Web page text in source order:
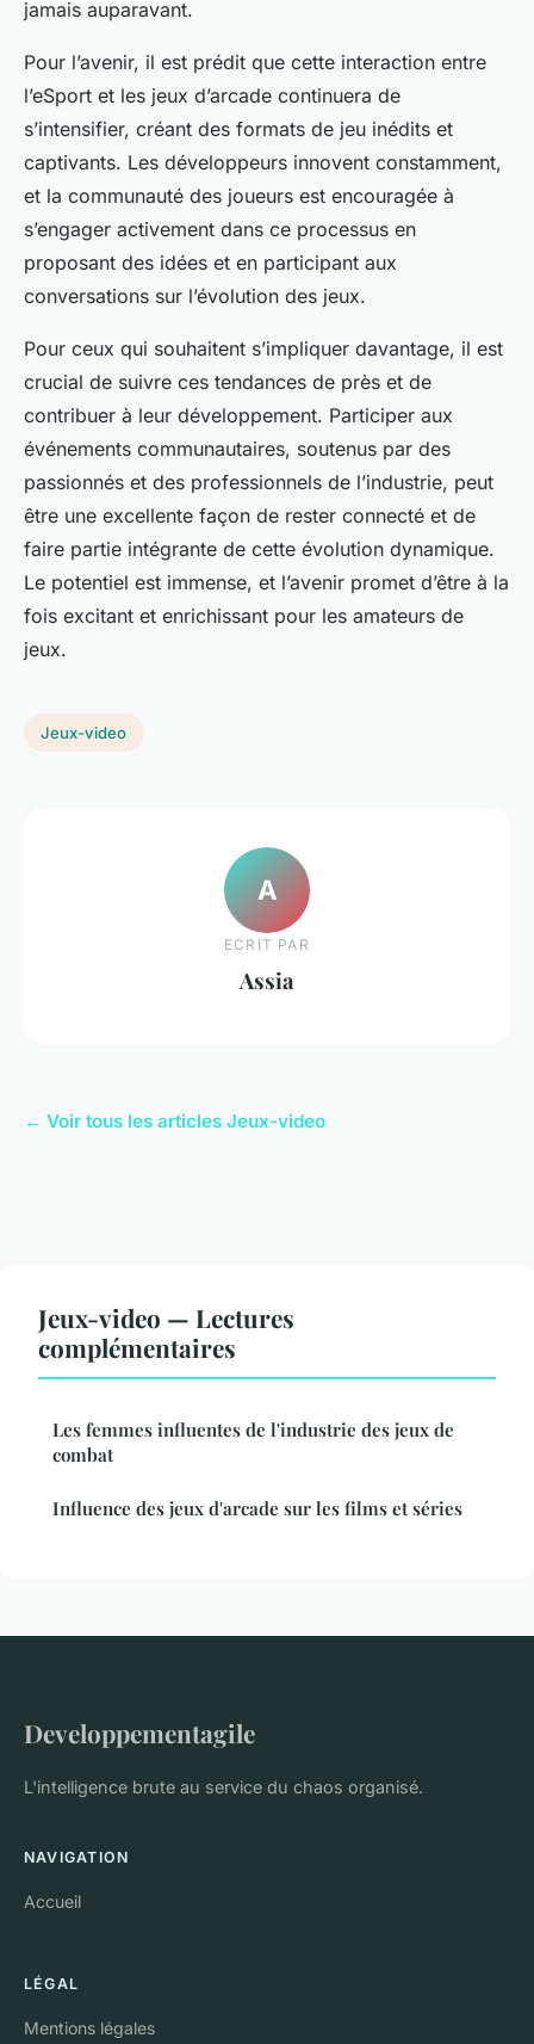
jamais auparavant.
Pour l’avenir, il est prédit que cette interaction entre
l’eSport et les jeux d’arcade continuera de
s’intensifier, créant des formats de jeu inédits et
captivants. Les développeurs innovent constamment,
et la communauté des joueurs est encouragée à
s’engager activement dans ce processus en
proposant des idées et en participant aux
conversations sur l’évolution des jeux.
Pour ceux qui souhaitent s’impliquer davantage, il est
crucial de suivre ces tendances de près et de
contribuer à leur développement. Participer aux
événements communautaires, soutenus par des
passionnés et des professionnels de l’industrie, peut
être une excellente façon de rester connecté et de
faire partie intégrante de cette évolution dynamique.
Le potentiel est immense, et l’avenir promet d’être à la
fois excitant et enrichissant pour les amateurs de
jeux.
Jeux-video
A
ECRIT PAR
Assia
← Voir tous les articles Jeux-video
Jeux-video — Lectures
complémentaires
Les femmes influentes de l'industrie des jeux de
combat
Influence des jeux d'arcade sur les films et séries
Developpementagile
L'intelligence brute au service du chaos organisé.
NAVIGATION
Accueil
LÉGAL
Mentions légales